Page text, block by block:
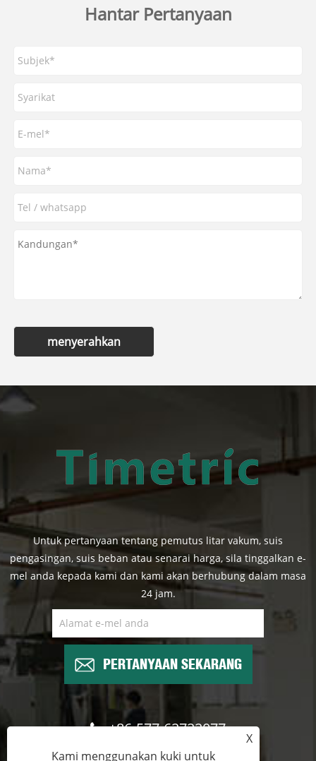
Hantar Pertanyaan
menyerahkan
Untuk pertanyaan tentang pemutus litar vakum, suis
pengasingan, suis beban atau senarai harga, sila tinggalkan e-
mel anda kepada kami dan kami akan berhubung dalam masa
24 jam.
PERTANYAAN SEKARANG
+86-577-62722077
X
Kami menggunakan kuki untuk